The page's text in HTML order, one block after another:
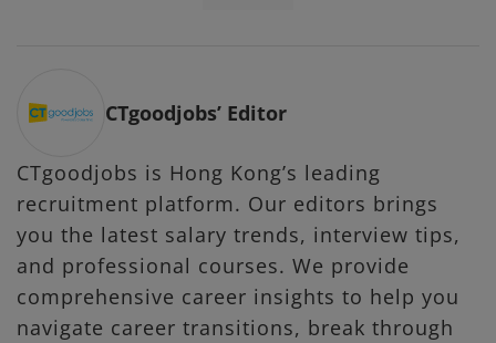
CTgoodjobs’ Editor
CTgoodjobs is Hong Kong’s leading
recruitment platform. Our editors brings
you the latest salary trends, interview tips,
and professional courses. We provide
comprehensive career insights to help you
navigate career transitions, break through